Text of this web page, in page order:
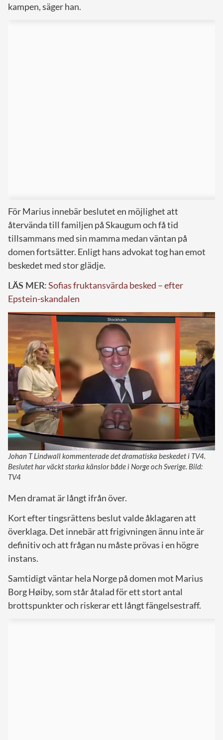
kampen, säger han.
För Marius innebär beslutet en möjlighet att
återvända till familjen på Skaugum och få tid
tillsammans med sin mamma medan väntan på
domen fortsätter. Enligt hans advokat tog han emot
beskedet med stor glädje.
LÄS MER:Sofias fruktansvärda besked – efter
Epstein-skandalen
Johan T Lindwall kommenterade det dramatiska beskedet i TV4.
Beslutet har väckt starka känslor både i Norge och Sverige. Bild:
TV4
Men dramat är långt ifrån över.
Kort efter tingsrättens beslut valde åklagaren att
överklaga. Det innebär att frigivningen ännu inte är
definitiv och att frågan nu måste prövas i en högre
instans.
Samtidigt väntar hela Norge på domen mot Marius
Borg Høiby, som står åtalad för ett stort antal
brottspunkter och riskerar ett långt fängelsestraff.